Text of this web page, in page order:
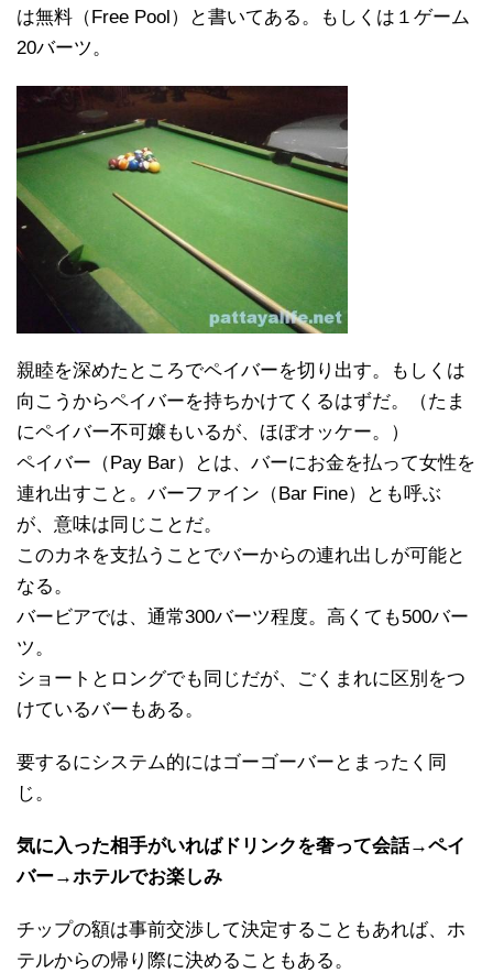
は無料（Free Pool）と書いてある。もしくは１ゲーム
20バーツ。
親睦を深めたところでペイバーを切り出す。もしくは
向こうからペイバーを持ちかけてくるはずだ。（たま
にペイバー不可嬢もいるが、ほぼオッケー。）
ペイバー（Pay Bar）とは、バーにお金を払って女性を
連れ出すこと。バーファイン（Bar Fine）とも呼ぶ
が、意味は同じことだ。
このカネを支払うことでバーからの連れ出しが可能と
なる。
バービアでは、通常300バーツ程度。高くても500バー
ツ。
ショートとロングでも同じだが、ごくまれに区別をつ
けているバーもある。
要するにシステム的にはゴーゴーバーとまったく同
じ。
気に入った相手がいればドリンクを奢って会話→ペイ
バー→ホテルでお楽しみ
チップの額は事前交渉して決定することもあれば、ホ
テルからの帰り際に決めることもある。